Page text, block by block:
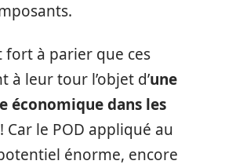
fort à parier que ces
à leur tour l’objet d’une
économique dans les
! Car le POD appliqué au
énorme, encore